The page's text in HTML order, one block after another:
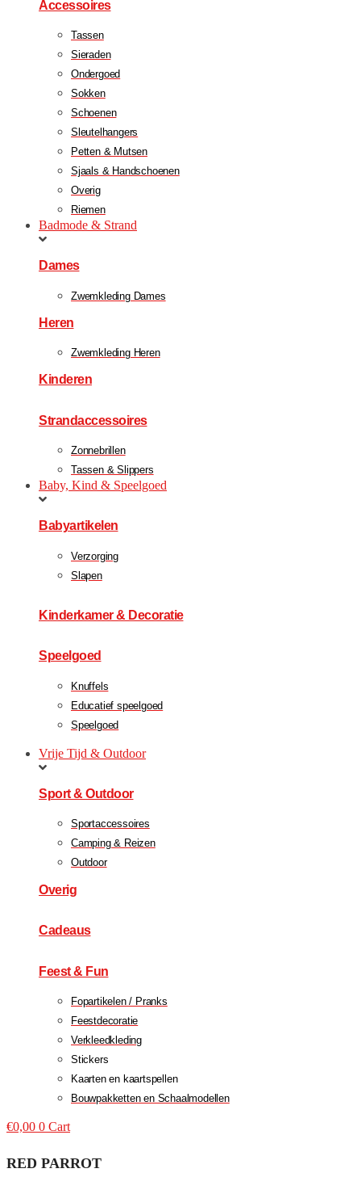
Accessoires
Tassen
Sieraden
Ondergoed
Sokken
Schoenen
Sleutelhangers
Petten & Mutsen
Sjaals & Handschoenen
Overig
Riemen
Badmode & Strand
Dames
Zwemkleding Dames
Heren
Zwemkleding Heren
Kinderen
Strandaccessoires
Zonnebrillen
Tassen & Slippers
Baby, Kind & Speelgoed
Babyartikelen
Verzorging
Slapen
Kinderkamer & Decoratie
Speelgoed
Knuffels
Educatief speelgoed
Speelgoed
Vrije Tijd & Outdoor
Sport & Outdoor
Sportaccessoires
Camping & Reizen
Outdoor
Overig
Cadeaus
Feest & Fun
Fopartikelen / Pranks
Feestdecoratie
Verkleedkleding
Stickers
Kaarten en kaartspellen
Bouwpakketten en Schaalmodellen
€0,00 0 Cart
RED PARROT